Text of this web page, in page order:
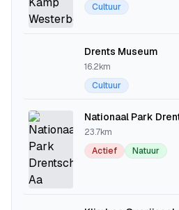
Cultuur
Drents Museum
16.2km
Cultuur
Nationaal Park
23.7km
Actief
Natuur